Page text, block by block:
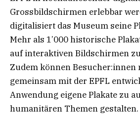
Grossbildschirmen erlebbar
digitalisiert das Museum seine
Mehr als 1’000 historische
auf interaktiven Bildschirmen
Zudem können
gemeinsam mit der EPFL
Anwendung eigene Plakate zu
humanitären Themen gestalten.